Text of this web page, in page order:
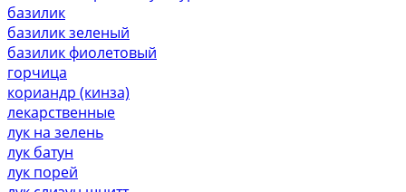
базилик
базилик зеленый
базилик фиолетовый
горчица
кориандр (кинза)
лекарственные
лук на зелень
лук батун
лук порей